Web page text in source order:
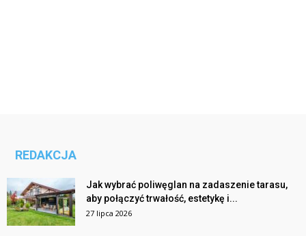
REDAKCJA
Jak wybrać poliwęglan na zadaszenie tarasu,
aby połączyć trwałość, estetykę i...
27 lipca 2026